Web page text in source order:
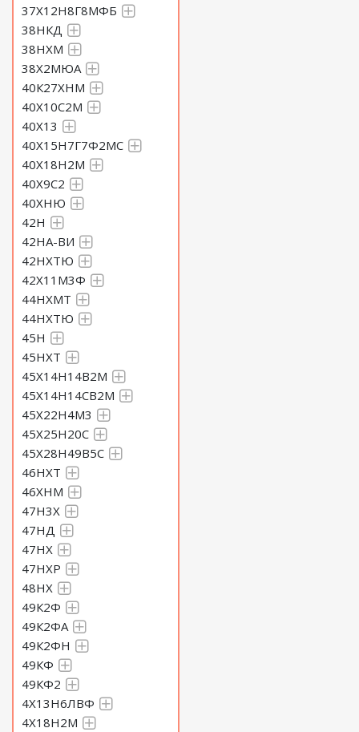
37Х12Н8Г8МФБ
38НКД
38НХМ
38Х2МЮА
40К27ХНМ
40Х10С2М
40Х13
40Х15Н7Г7Ф2МС
40Х18Н2М
40Х9С2
40ХНЮ
42Н
42НА-ВИ
42НХТЮ
42Х11М3Ф
44НХМТ
44НХТЮ
45Н
45НХТ
45Х14Н14В2М
45Х14Н14СВ2М
45Х22Н4М3
45Х25Н20С
45Х28Н49В5С
46НХТ
46ХНМ
47Н3Х
47НД
47НХ
47НХР
48НХ
49К2Ф
49К2ФА
49К2ФН
49КФ
49КФ2
4Х13Н6ЛВФ
4Х18Н2М